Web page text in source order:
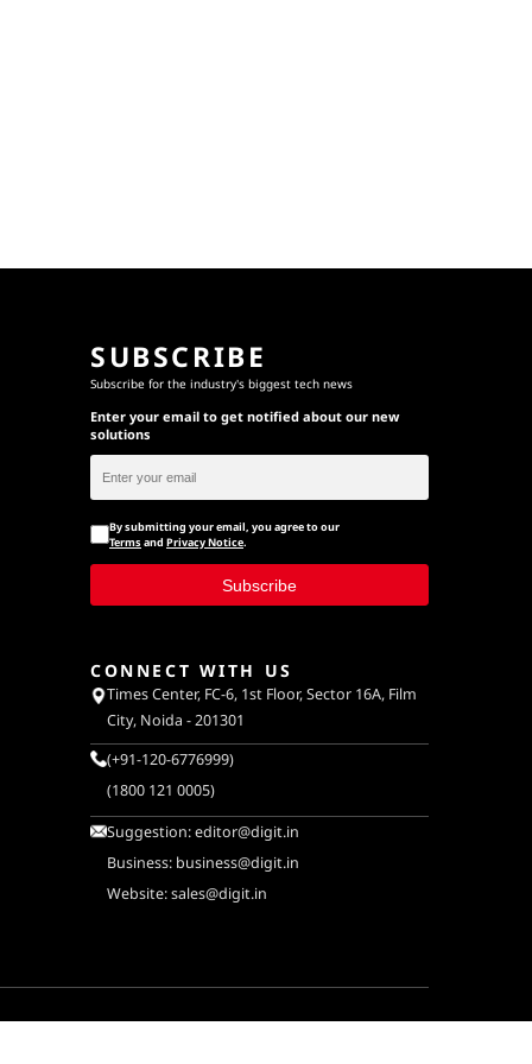
SUBSCRIBE
Subscribe for the industry's biggest tech news
Enter your email to get notified about our new
solutions
By submitting your email, you agree to our
Terms and Privacy Notice.
Subscribe
CONNECT WITH US
Times Center, FC-6, 1st Floor, Sector 16A, Film
City, Noida - 201301
(+91-120-6776999)
(1800 121 0005)
Suggestion:editor@digit.in
Business: business@digit.in
Website:sales@digit.in